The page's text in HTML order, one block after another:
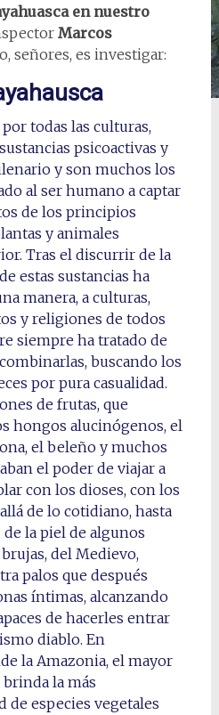
en nuestro
Marcos
señores, es investigar:
todas las culturas,
psicoactivas y
y son muchos los
al ser humano a captar
de los principios
y animales
Tras el discurrir de la
estas sustancias ha
manera, a culturas,
y religiones de todos
siempre ha tratado de
buscando los
por pura casualidad.
de frutas, que
hongos alucinógenos, el
el beleño y muchos
el poder de viajar a
con los dioses, con los
de lo cotidiano, hasta
la piel de algunos
del Medievo,
palos que después
íntimas, alcanzando
de hacerles entrar
diablo. En
la Amazonia, el mayor
la más
de especies vegetales